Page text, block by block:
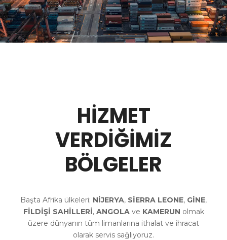
HIZMET
VERDIĞIMIZ
BÖLGELER
Başta Afrika ülkeleri; NİJERYA, SİERRA LEONE, GİNE,
FİLDİŞİ SAHİLLERİ, ANGOLA ve KAMERUN olmak
üzere dünyanın tüm limanlarına ithalat ve ihracat
olarak servis sağlıyoruz.